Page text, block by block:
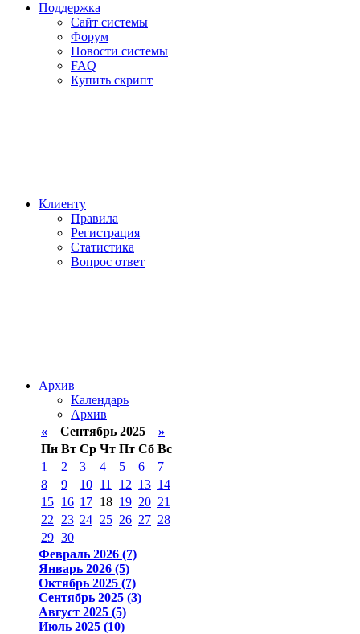
Поддержка
Сайт системы
Форум
Новости системы
FAQ
Купить скрипт
Клиенту
Правила
Регистрация
Статистика
Вопрос ответ
Архив
Календарь
Архив
« Сентябрь 2025 »
Пн Вт Ср Чт Пт Сб Вс
1
2 3 4 5 6
7
8
9 10 11 12 13 14
15 16 17 18 19 20 21
22
23 24 25 26 27 28
29 30
Февраль 2026 (7)
Январь 2026 (5)
Октябрь 2025 (7)
Сентябрь 2025 (3)
Август 2025 (5)
Июль 2025 (10)